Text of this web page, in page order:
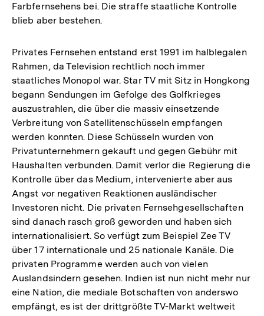
Farbfernsehens bei. Die straffe staatliche Kontrolle
blieb aber bestehen.
Privates Fernsehen entstand erst 1991 im halblegalen
Rahmen, da Television rechtlich noch immer
staatliches Monopol war. Star TV mit Sitz in Hongkong
begann Sendungen im Gefolge des Golfkrieges
auszustrahlen, die über die massiv einsetzende
Verbreitung von Satellitenschüsseln empfangen
werden konnten. Diese Schüsseln wurden von
Privatunternehmern gekauft und gegen Gebühr mit
Haushalten verbunden. Damit verlor die Regierung die
Kontrolle über das Medium, intervenierte aber aus
Angst vor negativen Reaktionen ausländischer
Investoren nicht. Die privaten Fernsehgesellschaften
sind danach rasch groß geworden und haben sich
internationalisiert. So verfügt zum Beispiel Zee TV
über 17 internationale und 25 nationale Kanäle. Die
privaten Programme werden auch von vielen
Auslandsindern gesehen. Indien ist nun nicht mehr nur
eine Nation, die mediale Botschaften von anderswo
empfängt, es ist der drittgrößte TV-Markt weltweit